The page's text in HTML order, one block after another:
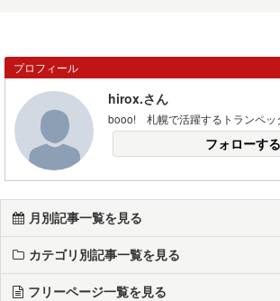
プロフィール
hirox.さん
booo! 札幌で活躍するトランペッ
フォローする
月別記事一覧を見る
カテゴリ別記事一覧を見る
フリーページ一覧を見る